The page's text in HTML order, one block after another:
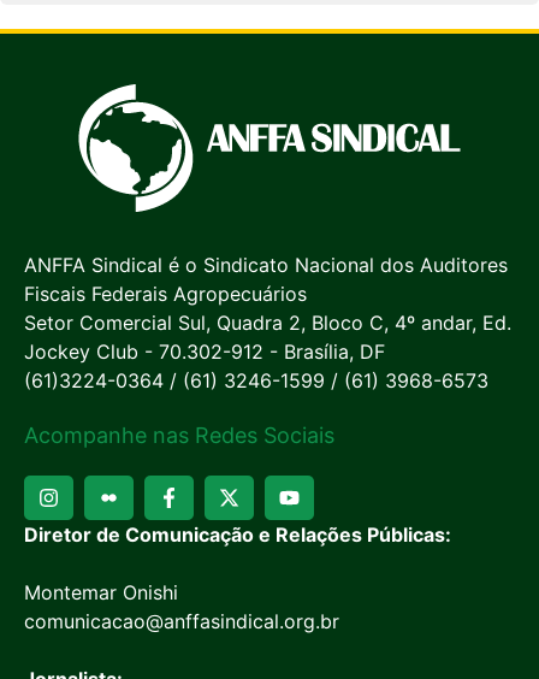
ANFFA Sindical é o Sindicato Nacional dos Auditores
Fiscais Federais Agropecuários
Setor Comercial Sul, Quadra 2, Bloco C, 4º andar, Ed.
Jockey Club - 70.302-912 - Brasília, DF
(61)3224-0364 / (61) 3246-1599 / (61) 3968-6573
Acompanhe nas Redes Sociais
Diretor de Comunicação e Relações Públicas:
Montemar Onishi
comunicacao@anffasindical.org.br